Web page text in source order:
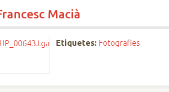
Macià
Etiquetes: Fotografies